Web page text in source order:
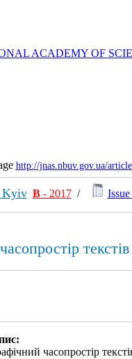
ACADEMY OF
http://jnas.nbuv.gov.ua/
Kyiv В- 2017/ Issue
часопростір